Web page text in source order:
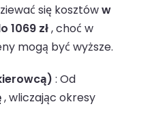
się kosztóww
1069 zł, choć w
mogą być wyższe.
: Od
, wliczając okresy